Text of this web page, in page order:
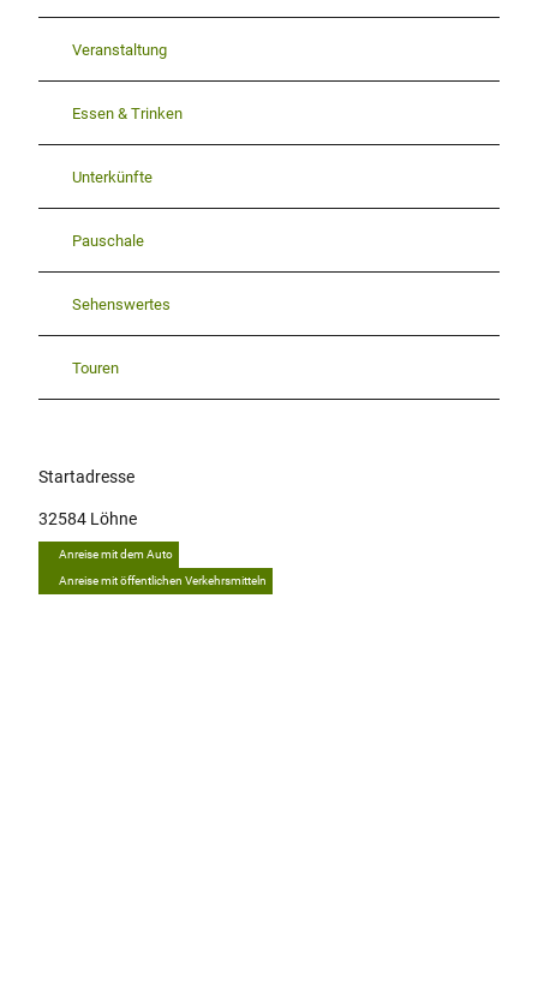
Veranstaltung
Essen & Trinken
Unterkünfte
Pauschale
Sehenswertes
Touren
Startadresse
32584 Löhne
Anreise mit dem Auto
Anreise mit öffentlichen Verkehrsmitteln